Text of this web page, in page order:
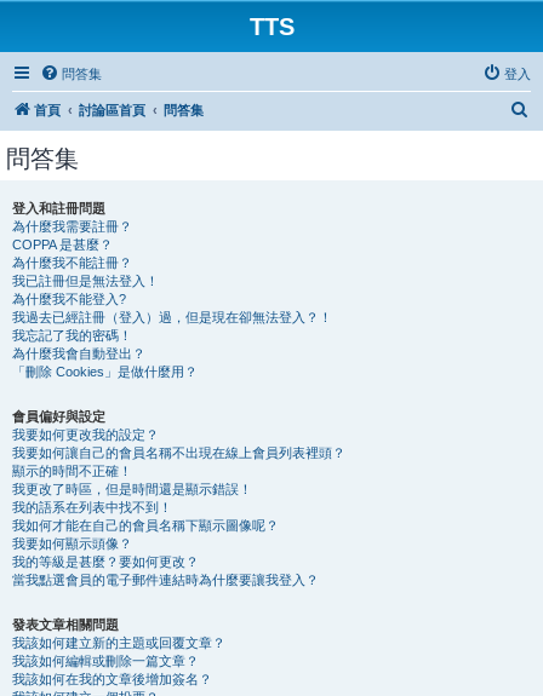
TTS
問答集 登入
首頁 討論區首頁 問答集
問答集
登入和註冊問題
為什麼我需要註冊？
COPPA 是甚麼？
為什麼我不能註冊？
我已註冊但是無法登入！
為什麼我不能登入?
我過去已經註冊（登入）過，但是現在卻無法登入？！
我忘記了我的密碼！
為什麼我會自動登出？
「刪除 Cookies」是做什麼用？
會員偏好與設定
我要如何更改我的設定？
我要如何讓自己的會員名稱不出現在線上會員列表裡頭？
顯示的時間不正確！
我更改了時區，但是時間還是顯示錯誤！
我的語系在列表中找不到！
我如何才能在自己的會員名稱下顯示圖像呢？
我要如何顯示頭像？
我的等級是甚麼？要如何更改？
當我點選會員的電子郵件連結時為什麼要讓我登入？
發表文章相關問題
我該如何建立新的主題或回覆文章？
我該如何編輯或刪除一篇文章？
我該如何在我的文章後增加簽名？